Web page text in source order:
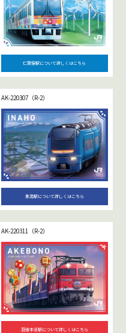
仁賀保駅について詳しくはこちら
AK-220307（R-2）
象潟駅について詳しくはこちら
AK-220311（R-2）
羽後本荘駅について詳しくはこちら